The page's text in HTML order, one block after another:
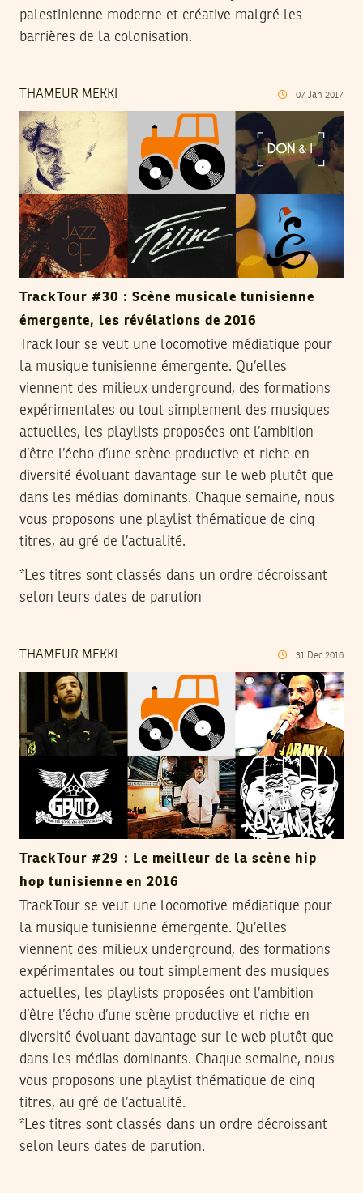
palestinienne moderne et créative malgré les
barrières de la colonisation.
THAMEUR MEKKI 07 Jan 2017
TrackTour #30 : Scène musicale tunisienne
émergente, les révélations de 2016
TrackTour se veut une locomotive médiatique pour
la musique tunisienne émergente. Qu’elles
viennent des milieux underground, des formations
expérimentales ou tout simplement des musiques
actuelles, les playlists proposées ont l’ambition
d’être l’écho d’une scène productive et riche en
diversité évoluant davantage sur le web plutôt que
dans les médias dominants. Chaque semaine, nous
vous proposons une playlist thématique de cinq
titres, au gré de l’actualité.
*Les titres sont classés dans un ordre décroissant
selon leurs dates de parution
THAMEUR MEKKI 31 Dec 2016
TrackTour #29 : Le meilleur de la scène hip
hop tunisienne en 2016
TrackTour se veut une locomotive médiatique pour
la musique tunisienne émergente. Qu’elles
viennent des milieux underground, des formations
expérimentales ou tout simplement des musiques
actuelles, les playlists proposées ont l’ambition
d’être l’écho d’une scène productive et riche en
diversité évoluant davantage sur le web plutôt que
dans les médias dominants. Chaque semaine, nous
vous proposons une playlist thématique de cinq
titres, au gré de l’actualité.
*Les titres sont classés dans un ordre décroissant
selon leurs dates de parution.